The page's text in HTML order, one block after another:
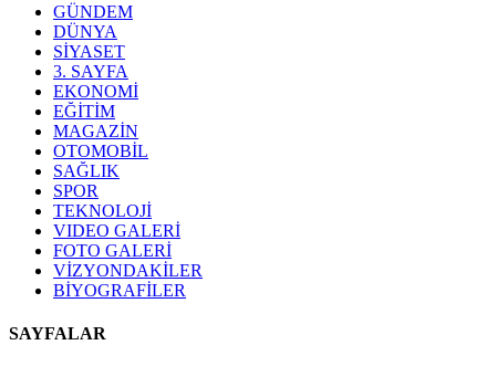
GÜNDEM
DÜNYA
SİYASET
3. SAYFA
EKONOMİ
EĞİTİM
MAGAZİN
OTOMOBİL
SAĞLIK
SPOR
TEKNOLOJİ
VIDEO GALERİ
FOTO GALERİ
VİZYONDAKİLER
BİYOGRAFİLER
SAYFALAR